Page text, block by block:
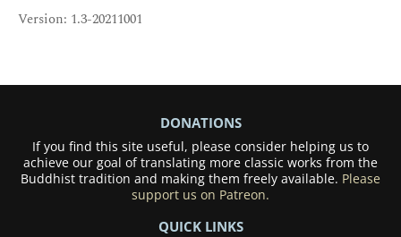
Version: 1.3-20211001
DONATIONS
If you find this site useful, please consider helping us to
achieve our goal of translating more classic works from the
Buddhist tradition and making them freely available. Please
support us on Patreon.
QUICK LINKS